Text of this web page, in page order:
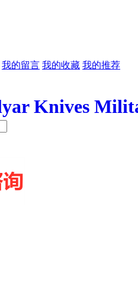
我的留言 我的收藏 我的推荐